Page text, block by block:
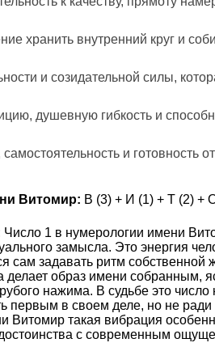
хранить внутренний круг и
и созидательной силы,
душевную гибкость и
и готовность
Витомир: В (3) + И (1) + Т (2) +
Число 1 в нумерологии имени
замысла. Это энергия
сам задавать ритм собственной
делает образ имени собранным,
нажима. В судьбе это число
первым в своем деле, но не
Витомир такая вибрация
с современным